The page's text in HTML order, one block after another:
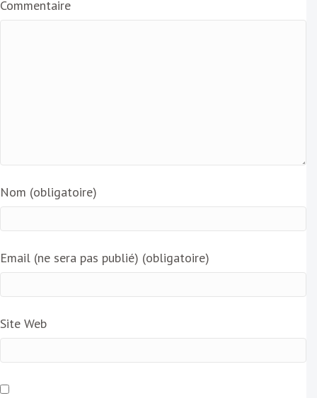
l
Commentaire
Nom (obligatoire)
Email (ne sera pas publié) (obligatoire)
Site Web